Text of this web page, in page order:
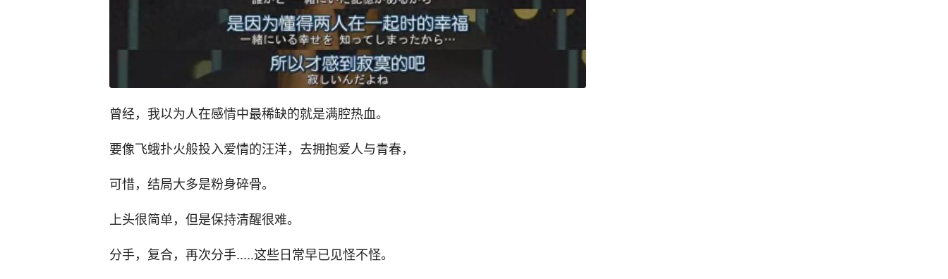
曾经，我以为人在感情中最稀缺的就是满腔热血。
要像飞蛾扑火般投入爱情的汪洋，去拥抱爱人与青春，
可惜，结局大多是粉身碎骨。
上头很简单，但是保持清醒很难。
分手，复合，再次分手.....这些日常早已见怪不怪。